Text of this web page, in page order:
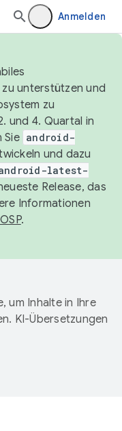
Anmelden
unterstützen und
zu
und 4. Quartal in
Sie android-
und dazu
latest-
Release, das
Informationen
.
um Inhalte in Ihre
KI-Übersetzungen